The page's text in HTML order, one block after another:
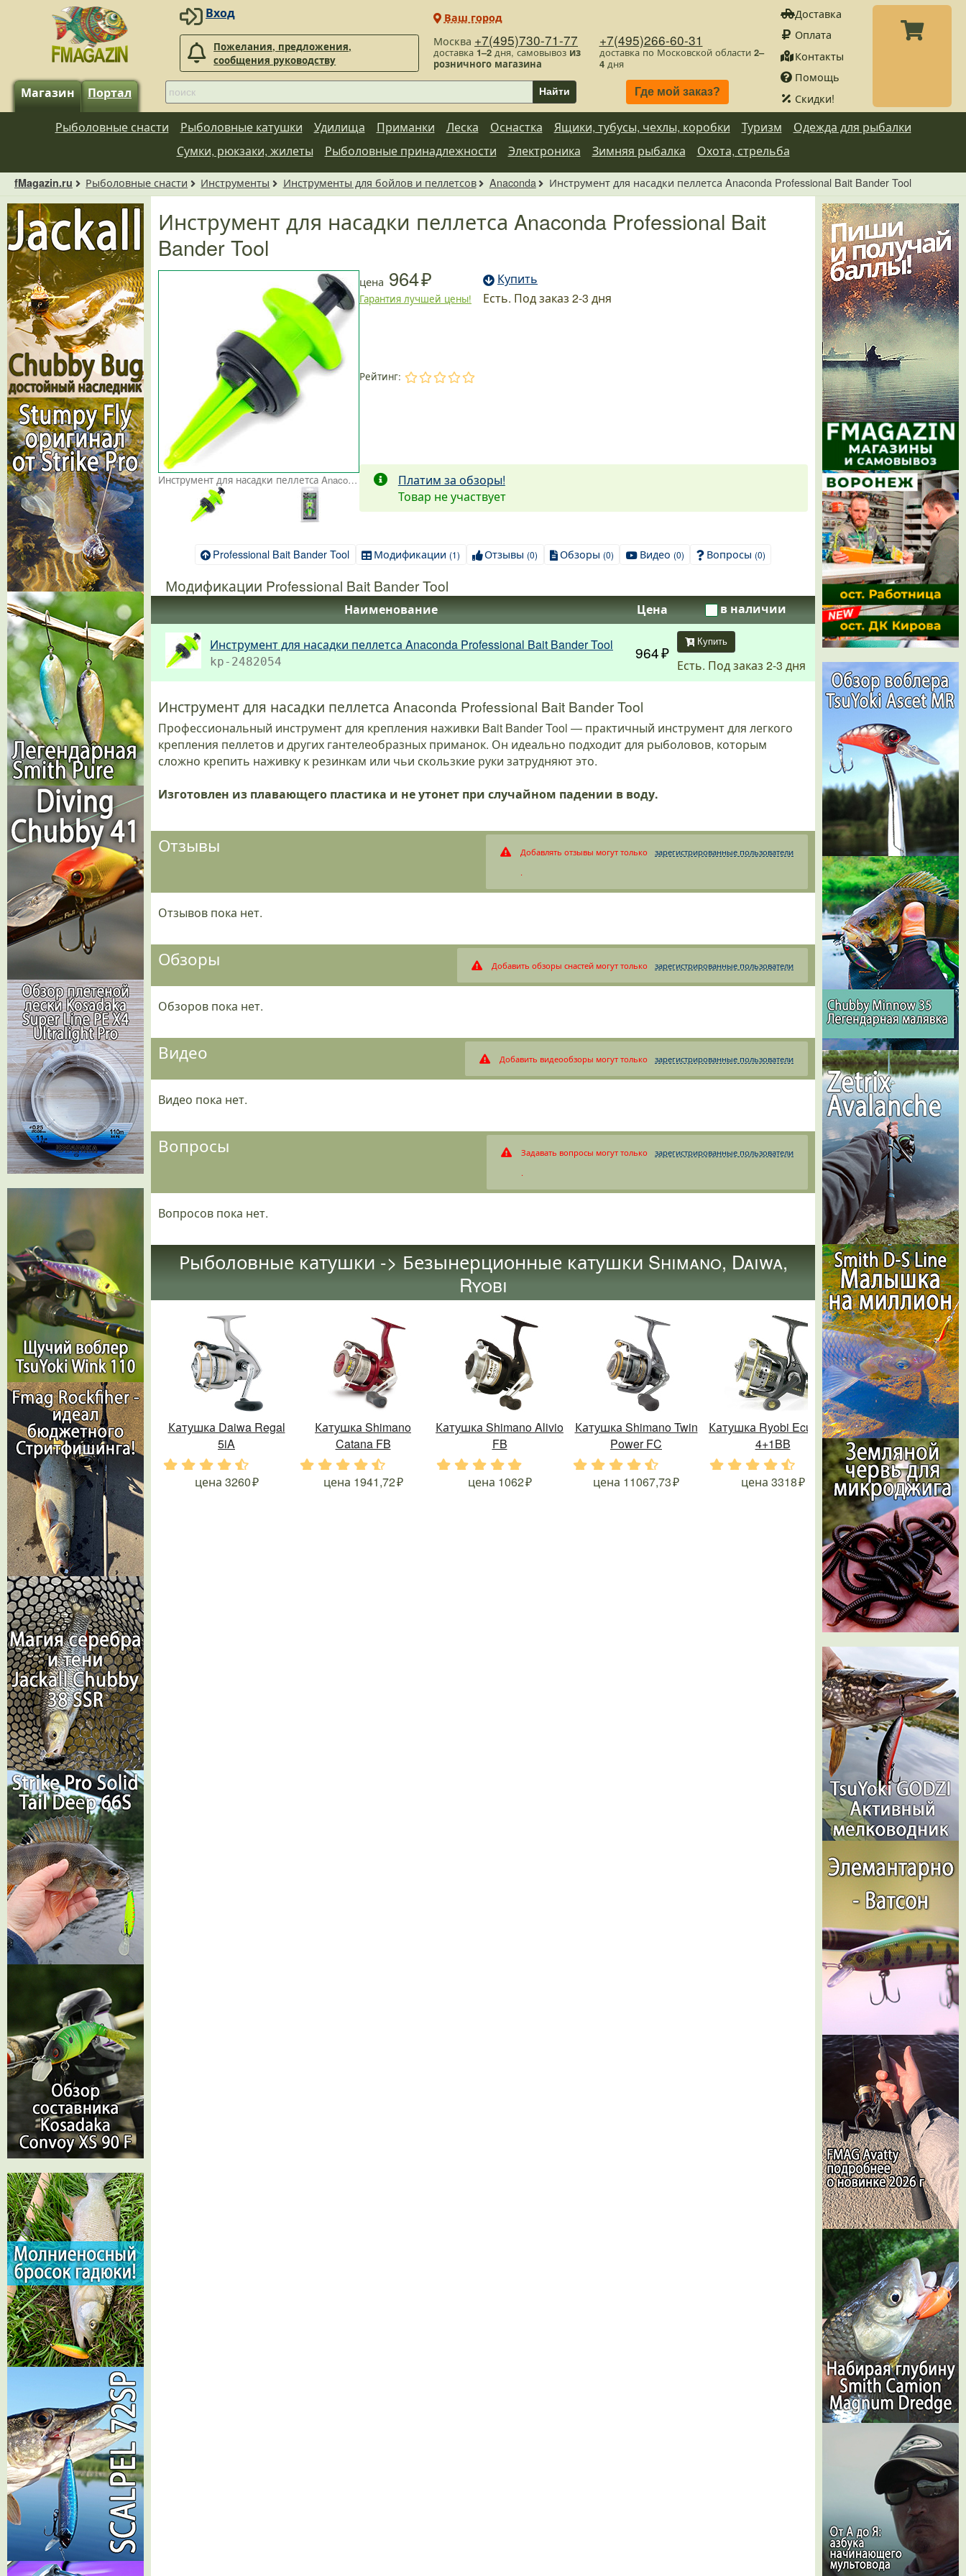
Вход
Пожелания, предложения,
сообщения руководству
Доставка
Оплата
Контакты
Помощь
Скидки!
Москва +7(495)730-71-77
доставка 1–2дня, самовывоз из
розничного магазина
+7(495)266-60-31
доставка по Московской области 2–
4дня
Ваш город
Где мой заказ?
Магазин Портал Найти
Рыболовные снасти Рыболовные катушки Удилища Приманки Леска Оснастка Ящики, тубусы, чехлы, коробки Туризм
Одежда для рыбалки
Сумки, рюкзаки, жилеты
Рыболовные принадлежности Электроника Зимняя рыбалка Охота, стрельба
fMagazin.ru Рыболовные снасти Инструменты Инструменты для бойлов и пеллетсов Anaconda Инструмент для насадки пеллетса Anaconda Professional Bait Bander Tool
Инструмент для насадки пеллетса Anaconda Professional Bait
Bander Tool
Инструмент для насадки пеллетса Anaconda Professional Bait Bander Tool
цена 964
Гарантия лучшей цены!
Купить
Есть. Под заказ 2-3 дня
Рейтинг:
Платим за обзоры!
Товар не участвует
Professional Bait Bander Tool Модификации (1) Отзывы (0) Обзоры (0) Видео (0) Вопросы (0)
Модификации Professional Bait Bander Tool
Наименование Цена в наличии
Инструмент для насадки пеллетса Anaconda Professional Bait Bander Tool
kp-2482054 964
Купить
Есть. Под заказ 2-3 дня
Инструмент для насадки пеллетса Anaconda Professional Bait Bander Tool
Профессиональный инструмент для крепления наживки Bait Bander Tool — практичный инструмент для легкого
крепления пеллетов и других гантелеобразных приманок. Он идеально подходит для рыболовов, которым
сложно крепить наживку к резинкам или чьи скользкие руки затрудняют это.
Изготовлен из плавающего пластика и не утонет при случайном падении в воду.
Отзывы Добавлять отзывы могут только
зарегистрированные пользователи
.
Отзывов пока нет.
Обзоры Добавить обзоры снастей могут только зарегистрированные пользователи
Обзоров пока нет.
Видео Добавить видеообзоры могут только зарегистрированные пользователи
Видео пока нет.
Вопросы Задавать вопросы могут только
зарегистрированные пользователи
.
Вопросов пока нет.
Рыболовные катушки -> Безынерционные катушки Shimano, Daiwa,
Ryobi
Катушка Daiwa Regal
5iA
. . .
цена 3260
Катушка Shimano
Catana FB
. . . .
цена 1941,72
Катушка Shimano Alivio
FB
. . .
цена 1062
Катушка Shimano Twin
Power FC
. . . .
цена 11067,73
Катушка Ryobi Ecusima
4+1BB
. . .
цена 3318